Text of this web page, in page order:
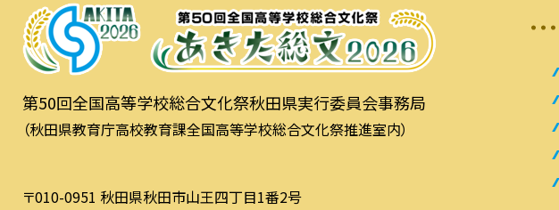
第50回全国高等学校総合文化祭秋田県実行委員会事務局
（秋田県教育庁高校教育課全国高等学校総合文化祭推進室内）
〒010-0951 秋田県秋田市山王四丁目1番2号